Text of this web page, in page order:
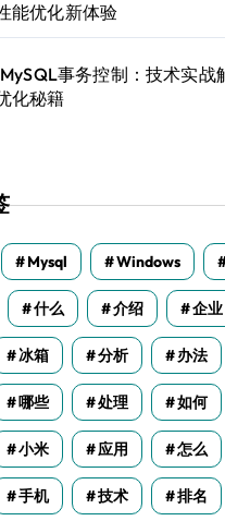
能优化新体验
事务控制：技术实战
化秘籍
Mysql Windows
什么 介绍 企业
冰箱 分析 办法
哪些 处理 如何
小米 应用 怎么
手机 技术 排名